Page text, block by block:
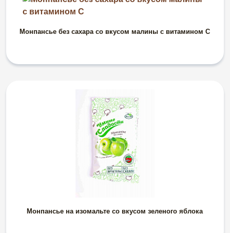
Монпансье без сахара со вкусом малины с витамином С
Монпансье на изомальте со вкусом зеленого яблока